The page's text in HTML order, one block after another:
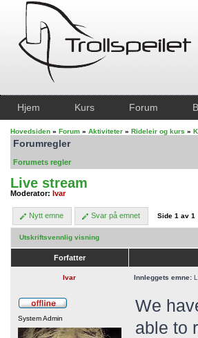
Hjem Kurs Forum
Hovedsiden » Forum » Aktiviteter » Rideleir og kurs »
Forumregler
Forumets regler
Live stream
Moderator: Ivar
Nytt emne Svar på emnet Side 1 av 1
Utskriftsvennlig visning
Forfatter
Ivar Innleggets emne:
System Admin
We
able to